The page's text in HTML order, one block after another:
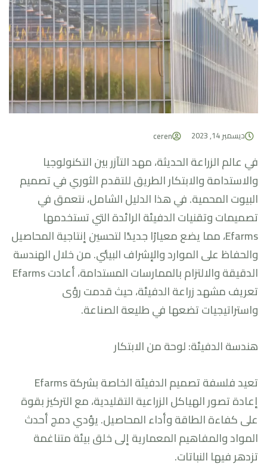
ديسمبر 14, 2023 ceren
في عالم الزراعة الحديثة، مهد التآزر بين التكنولوجيا
والاستدامة والابتكار الطريق للتقدم الثوري في تصميم
البيوت المحمية. في هذا الدليل الشامل، نتعمق في
تصميمات وتقنيات الدفيئة الرائدة التي تستخدمها
Efarms، مما يضع معيارًا جديدًا لتحسين إنتاجية المحاصيل
والحفاظ على الموارد والإشراف البيئي. من خلال الهندسة
الدقيقة والالتزام بالممارسات المستدامة، أعادت Efarms
تعريف مشهد زراعة الدفيئة، حيث قدمت رؤى
واستراتيجيات تضعها في طليعة الصناعة.
هندسة الدفيئة: لوحة من الابتكار
تعيد فلسفة تصميم الدفيئة الخاصة بشركة Efarms
إعادة تصور الهياكل الزراعية التقليدية، مع التركيز بقوة
على كفاءة الطاقة وأداء المحاصيل. يؤدي دمج أحدث
المواد والمفاهيم المعمارية إلى خلق بيئة متناغمة
تزدهر فيها النباتات.